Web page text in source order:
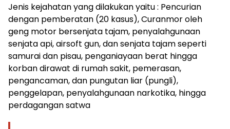
Jenis kejahatan yang dilakukan yaitu : Pencurian
dengan pemberatan (20 kasus), Curanmor oleh
geng motor bersenjata tajam, penyalahgunaan
senjata api, airsoft gun, dan senjata tajam seperti
samurai dan pisau, penganiayaan berat hingga
korban dirawat di rumah sakit, pemerasan,
pengancaman, dan pungutan liar (pungli),
penggelapan, penyalahgunaan narkotika, hingga
perdagangan satwa